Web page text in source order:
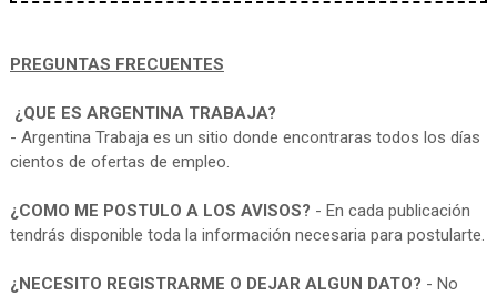
PREGUNTAS FRECUENTES
¿QUE ES ARGENTINA TRABAJA?
- Argentina Trabaja es un sitio donde encontraras todos los días
cientos de ofertas de empleo.
¿COMO ME POSTULO A LOS AVISOS? - En cada publicación
tendrás disponible toda la información necesaria para postularte.
¿NECESITO REGISTRARME O DEJAR ALGUN DATO? - No